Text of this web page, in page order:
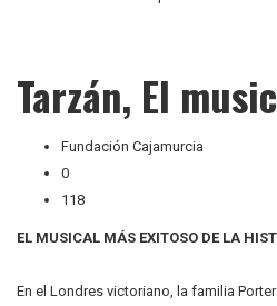
Tarzán, El
Fundación Cajamurcia
0
118
EL MUSICAL MÁS EXITOSO DE LA
En el Londres victoriano, la familia